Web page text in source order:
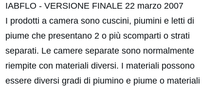
IABFLO - VERSIONE FINALE 22 marzo 2007
I prodotti a camera sono cuscini, piumini e letti di
piume che presentano 2 o più scomparti o strati
separati. Le camere separate sono normalmente
riempite con materiali diversi. I materiali possono
essere diversi gradi di piumino e piume o materiali